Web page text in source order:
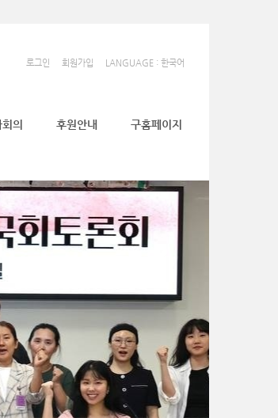
로그인 회원가입 LANGUAGE : 한국어
의 후원안내 구홈페이지